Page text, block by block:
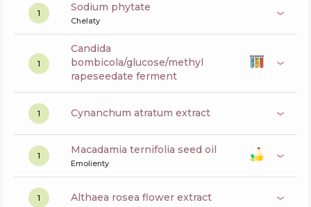
1 sodium phytate
Chelaty
1
candida
bombicola/glucose/methyl
rapeseedate ferment
1 cynanchum atratum extract
1 macadamia ternifolia seed oil
Emolienty
1 althaea rosea flower extract